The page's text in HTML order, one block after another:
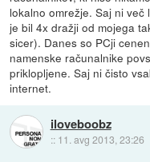
lokalno omrežje. Saj ni
je bil 4x dražji od mojega
sicer). Danes so PCji
namenske računalnike
priklopljene. Saj ni čisto
internet.
iloveboobz
:: 11. avg 2013, 23:26